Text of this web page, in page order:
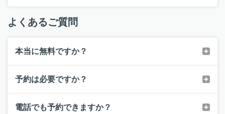
よくあるご質問
本当に無料ですか？
予約は必要ですか？
電話でも予約できますか？